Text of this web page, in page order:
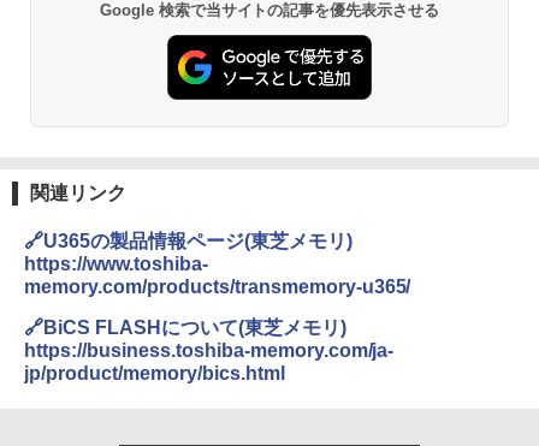
Google 検索で当サイトの記事を優先表示させる
関連リンク
🔗U365の製品情報ページ(東芝メモリ)
https://www.toshiba-
memory.com/products/transmemory-u365/
🔗BiCS FLASHについて(東芝メモリ)
https://business.toshiba-memory.com/ja-
jp/product/memory/bics.html